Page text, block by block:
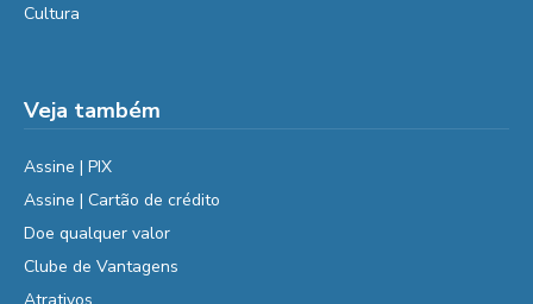
Cultura
Veja também
Assine | PIX
Assine | Cartão de crédito
Doe qualquer valor
Clube de Vantagens